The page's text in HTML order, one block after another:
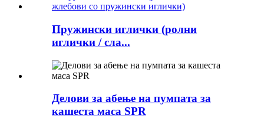
Пружински иглички (ролни
иглички / сла...
Делови за абење на пумпата за
кашеста маса SPR